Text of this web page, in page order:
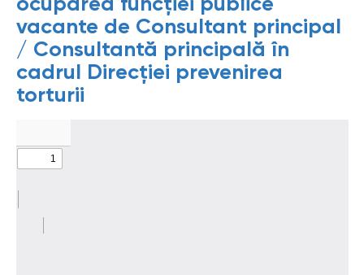
ocuparea funcției publice
vacante de Consultant principal
/ Consultantă principală în
cadrul Direcției prevenirea
torturii